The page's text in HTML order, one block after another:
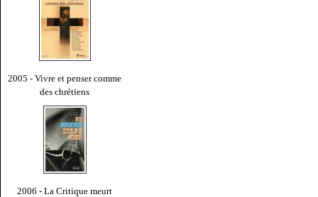
2005 - Vivre et penser comme
des chrétiens
2006 - La Critique meurt